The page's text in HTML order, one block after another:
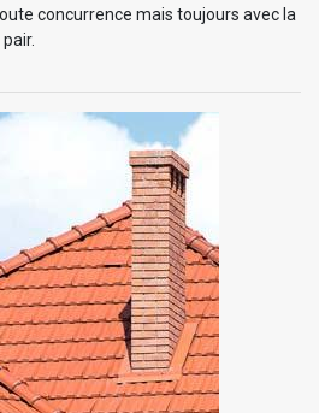
concurrence mais toujours avec la